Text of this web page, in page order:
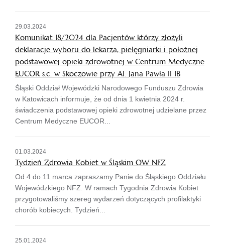
29.03.2024
Komunikat 18/2024 dla Pacjentów którzy złożyli
deklaracje wyboru do lekarza, pielęgniarki i położnej
podstawowej opieki zdrowotnej w Centrum Medyczne
EUCOR s.c. w Skoczowie przy Al. Jana Pawła II 1B
Śląski Oddział Wojewódzki Narodowego Funduszu Zdrowia
w Katowicach informuje, że od dnia 1 kwietnia 2024 r.
świadczenia podstawowej opieki zdrowotnej udzielane przez
Centrum Medyczne EUCOR...
01.03.2024
Tydzień Zdrowia Kobiet w Śląskim OW NFZ
Od 4 do 11 marca zapraszamy Panie do Śląskiego Oddziału
Wojewódzkiego NFZ. W ramach Tygodnia Zdrowia Kobiet
przygotowaliśmy szereg wydarzeń dotyczących profilaktyki
chorób kobiecych. Tydzień...
25.01.2024